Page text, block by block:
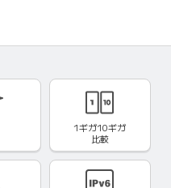
1ギガ10ギガ
比較